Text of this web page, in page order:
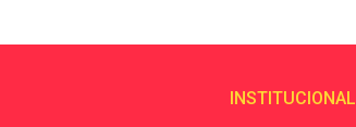
INSTITUCIONAL